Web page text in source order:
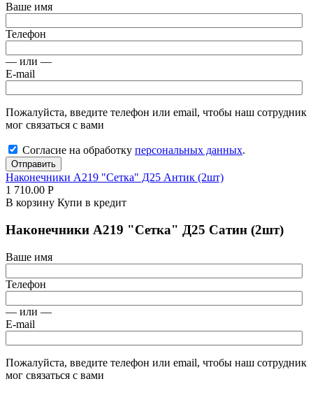
Ваше имя
Телефон
— или —
E-mail
Пожалуйста, введите телефон или email, чтобы наш сотрудник
мог связаться с вами
Согласие на обработку персональных данных.
Отправить
Наконечники А219 "Сетка" Д25 Антик (2шт)
1 710.00 Р
В корзину Купи в кредит
Наконечники А219 "Сетка" Д25 Сатин (2шт)
Ваше имя
Телефон
— или —
E-mail
Пожалуйста, введите телефон или email, чтобы наш сотрудник
мог связаться с вами